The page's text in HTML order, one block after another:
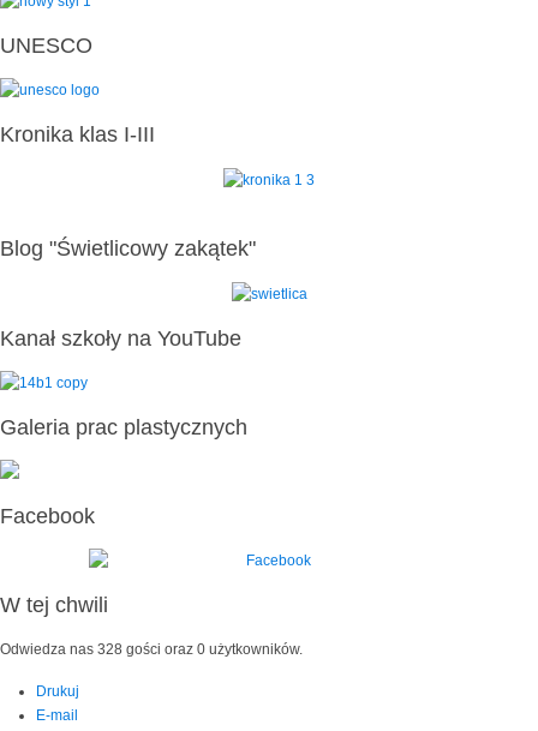
UNESCO
Kronika klas I-III
Blog "Świetlicowy zakątek"
Kanał szkoły na YouTube
Galeria prac plastycznych
Facebook
W tej chwili
Odwiedza nas 328 gości oraz 0 użytkowników.
Drukuj
E-mail